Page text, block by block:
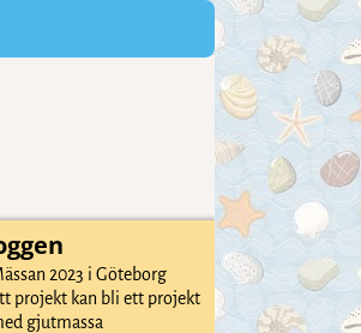
2023 i Göteborg
projekt kan bli ett projekt
gjutmassa